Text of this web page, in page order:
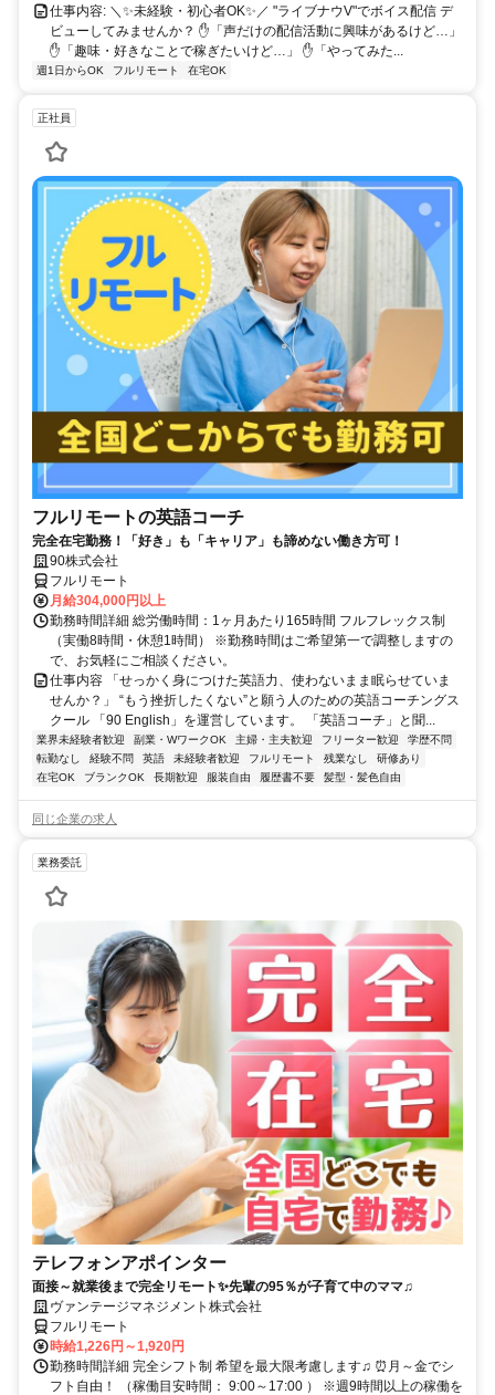
仕事内容: ＼✨未経験・初心者OK✨／ "ライブナウV"でボイス配信 デ
ビューしてみませんか？ ✋「声だけの配信活動に興味があるけど…」
✋「趣味・好きなことで稼ぎたいけど…」 ✋「やってみた...
週1日からOK フルリモート 在宅OK
正社員
フルリモートの英語コーチ
完全在宅勤務！「好き」も「キャリア」も諦めない働き方可！
90株式会社
フルリモート
月給304,000円以上
勤務時間詳細 総労働時間：1ヶ月あたり165時間 フルフレックス制
（実働8時間・休憩1時間） ※勤務時間はご希望第一で調整しますの
で、お気軽にご相談ください。
仕事内容 「せっかく身につけた英語力、使わないまま眠らせていま
せんか？」 “もう挫折したくない”と願う人のための英語コーチングス
クール 「90 English」を運営しています。 「英語コーチ」と聞...
業界未経験者歓迎 副業・WワークOK 主婦・主夫歓迎 フリーター歓迎
学歴不問
転勤なし
経験不問 英語 未経験者歓迎 フルリモート 残業なし
研修あり
在宅OK
ブランクOK 長期歓迎 服装自由 履歴書不要 髪型・髪色自由
同じ企業の求人
業務委託
テレフォンアポインター
面接～就業後まで完全リモート✨先輩の95％が子育て中のママ♫
ヴァンテージマネジメント株式会社
フルリモート
時給1,226円～1,920円
勤務時間詳細 完全シフト制 希望を最大限考慮します♫ ⏰月～金でシ
フト自由！ （稼働目安時間： 9:00～17:00 ） ※週9時間以上の稼働を